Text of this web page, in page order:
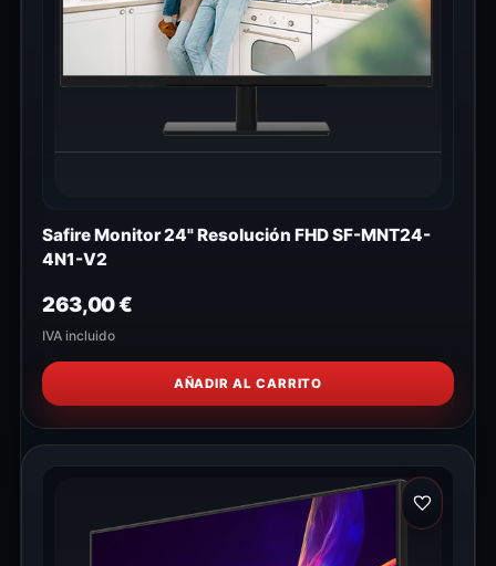
Safire Monitor 24" Resolución FHD SF-MNT24-
4N1-V2
263,00€
IVA incluido
AÑADIR AL CARRITO